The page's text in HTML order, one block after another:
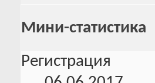
Мини-статистика
Регистрация